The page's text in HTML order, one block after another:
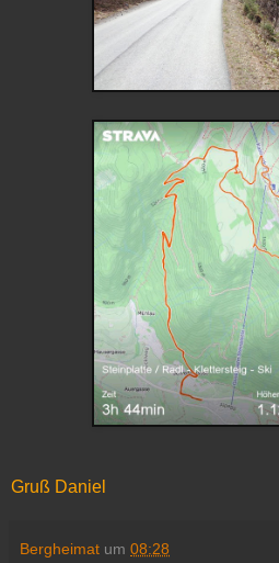
Gruß Daniel
Bergheimat um 08:28